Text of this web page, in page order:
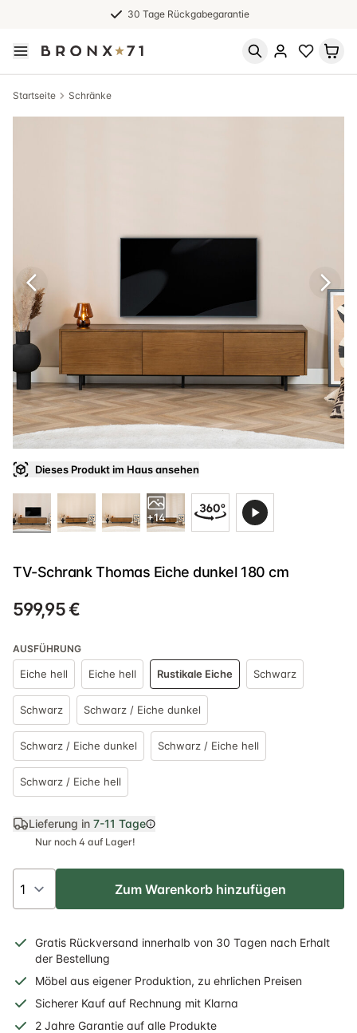
30 Tage Rückgabegarantie
Startseite Schränke
Dieses Produkt im Haus ansehen
+14
TV-Schrank Thomas Eiche dunkel 180 cm
599,95 €
AUSFÜHRUNG
Eiche hell Eiche hell Rustikale Eiche Schwarz
Schwarz Schwarz / Eiche dunkel
Schwarz / Eiche dunkel Schwarz / Eiche hell
Schwarz / Eiche hell
Lieferung in 7-11 Tage
Nur noch 4 auf Lager!
Zum Warenkorb hinzufügen
Gratis Rückversand innerhalb von 30 Tagen nach Erhalt
der Bestellung
Möbel aus eigener Produktion, zu ehrlichen Preisen
Sicherer Kauf auf Rechnung mit Klarna
2 Jahre Garantie auf alle Produkte